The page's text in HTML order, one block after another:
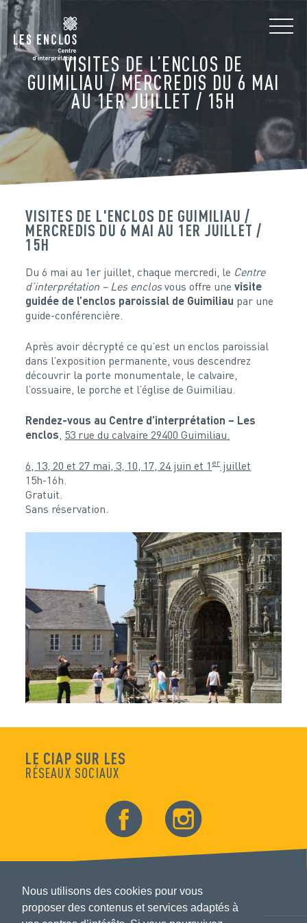
Nous utilisons des cookies pour vous
proposer des contenus et services adaptés à
VISITES DE L’ENCLOS DE
GUIMILIAU / MERCREDIS DU 6 MAI
AU 1ER JUILLET / 15H
VISITES DE L'ENCLOS DE GUIMILIAU /
MERCREDIS DU 6 MAI AU 1ER JUILLET /
15H
Du 6 mai au 1er juillet, chaque mercredi, le Centre
d’interprétation – Les enclosvous offre unevisite
guidée de l’enclos paroissial de Guimiliau par une
guide-conférencière.
Après avoir décrypté ce qu’est un enclos paroissial
dans l’exposition permanente, vous descendrez
découvrir la porte monumentale, le calvaire,
l’ossuaire, le porche et l’église de Guimiliau.
Rendez-vous au Centre d’interprétation – Les
enclos 53 rue du calvaire 29400 Guimiliau.
6, 13, 20 et 27 mai, 3, 10, 17, 24 juin et 1erjuillet
15h-16h.
Gratuit.
Sans réservation.
LE CIAP SUR LES
RÉSEAUX SOCIAUX